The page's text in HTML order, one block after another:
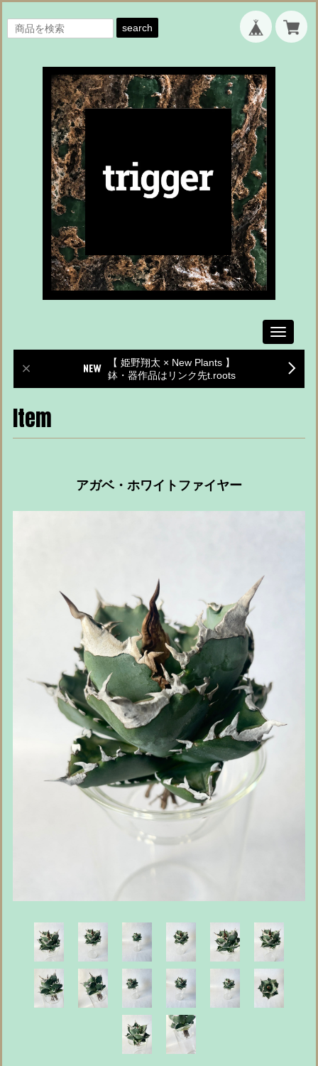
search
Toggle
【 姫野翔太 × New Plants 】
鉢・器作品はリンク先t.roots
Item
アガベ・ホワイトファイヤー